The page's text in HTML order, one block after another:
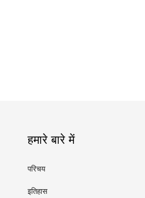
हमारे बारे में
परिचय
इतिहास